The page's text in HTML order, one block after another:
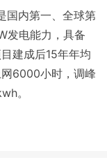
国内第一、全球第
发电能力，具备
建成后15年年均
6000小时，调峰
。